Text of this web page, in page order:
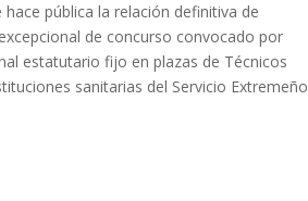
pública la relación definitiva de
de concurso convocado por
estatutario fijo en plazas de Técnicos
sanitarias del Servicio Extremeño